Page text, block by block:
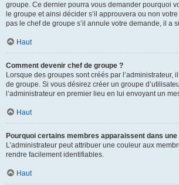
groupe. Ce dernier pourra vous demander pourquoi
le groupe et ainsi décider s’il approuvera ou non
pas le chef de groupe s’il annule votre demande, il a
Haut
Comment devenir chef de groupe ?
Lorsque des groupes sont créés par l’administrateur,
de groupe. Si vous désirez créer un groupe
l’administrateur en premier lieu en lui envoyant un
Haut
Pourquoi certains membres apparaissent dans
L’administrateur peut attribuer une couleur aux
rendre facilement identifiables.
Haut